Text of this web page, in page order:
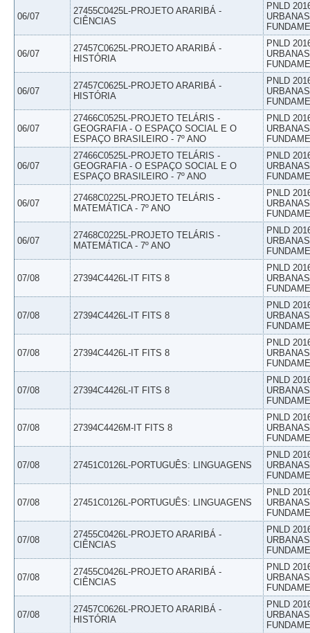
06/07
27455C0425L-PROJETO ARARIBÁ -
CIÊNCIAS
PNLD
06/07
27457C0625L-PROJETO ARARIBÁ -
HISTÓRIA
PNLD
06/07
27457C0625L-PROJETO ARARIBÁ -
HISTÓRIA
PNLD
06/07
27466C0525L-PROJETO TELÁRIS -
GEOGRAFIA - O ESPAÇO SOCIAL E O
ESPAÇO BRASILEIRO - 7º ANO
PNLD
06/07
27466C0525L-PROJETO TELÁRIS -
GEOGRAFIA - O ESPAÇO SOCIAL E O
ESPAÇO BRASILEIRO - 7º ANO
PNLD
06/07
27468C0225L-PROJETO TELÁRIS -
MATEMÁTICA - 7º ANO
PNLD
06/07
27468C0225L-PROJETO TELÁRIS -
MATEMÁTICA - 7º ANO
PNLD
07/08 27394C4426L-IT FITS 8
PNLD
07/08 27394C4426L-IT FITS 8
PNLD
07/08 27394C4426L-IT FITS 8
PNLD
07/08 27394C4426L-IT FITS 8
PNLD
07/08 27394C4426M-IT FITS 8
PNLD
07/08 27451C0126L-PORTUGUÊS: LINGUAGENS
PNLD
07/08 27451C0126L-PORTUGUÊS: LINGUAGENS
PNLD
07/08
27455C0426L-PROJETO ARARIBÁ -
CIÊNCIAS
PNLD
07/08
27455C0426L-PROJETO ARARIBÁ -
CIÊNCIAS
PNLD
07/08
27457C0626L-PROJETO ARARIBÁ -
HISTÓRIA
PNLD